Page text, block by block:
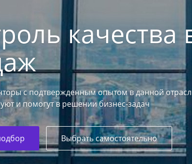
качества
с подтвержденным опытом в данной
и помогут в решении бизнес-задач
Выбрать самостоятельно